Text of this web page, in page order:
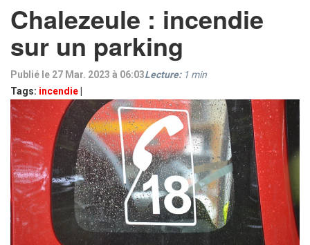
Chalezeule : incendie
sur un parking
Publié le 27 Mar. 2023 à 06:03
Tags: incendie
Lecture: 1 min